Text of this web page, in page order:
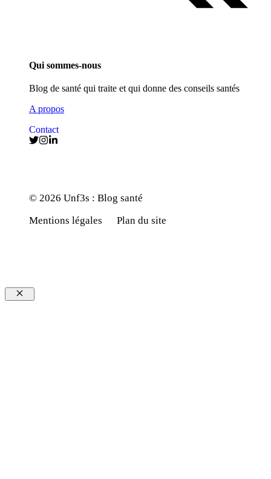
Qui sommes-nous
Blog de santé qui traite et qui donne des conseils santés
A propos
Contact
© 2026 Unf3s : Blog santé
Mentions légales
Plan du site
Fermer